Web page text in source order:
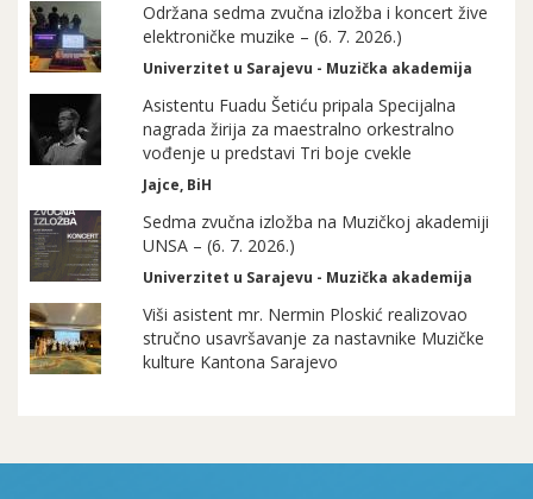
Održana sedma zvučna izložba i koncert žive
elektroničke muzike – (6. 7. 2026.)
Univerzitet u Sarajevu - Muzička akademija
Asistentu Fuadu Šetiću pripala Specijalna
nagrada žirija za maestralno orkestralno
vođenje u predstavi Tri boje cvekle
Jajce, BiH
Sedma zvučna izložba na Muzičkoj akademiji
UNSA – (6. 7. 2026.)
Univerzitet u Sarajevu - Muzička akademija
Viši asistent mr. Nermin Ploskić realizovao
stručno usavršavanje za nastavnike Muzičke
kulture Kantona Sarajevo